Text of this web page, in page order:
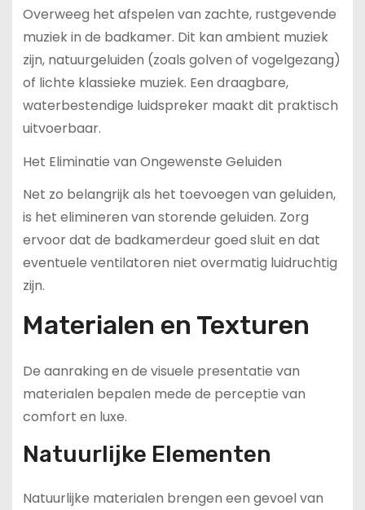
Overweeg het afspelen van zachte, rustgevende
muziek in de badkamer. Dit kan ambient muziek
zijn, natuurgeluiden (zoals golven of vogelgezang)
of lichte klassieke muziek. Een draagbare,
waterbestendige luidspreker maakt dit praktisch
uitvoerbaar.
Het Eliminatie van Ongewenste Geluiden
Net zo belangrijk als het toevoegen van geluiden,
is het elimineren van storende geluiden. Zorg
ervoor dat de badkamerdeur goed sluit en dat
eventuele ventilatoren niet overmatig luidruchtig
zijn.
Materialen en Texturen
De aanraking en de visuele presentatie van
materialen bepalen mede de perceptie van
comfort en luxe.
Natuurlijke Elementen
Natuurlijke materialen brengen een gevoel van